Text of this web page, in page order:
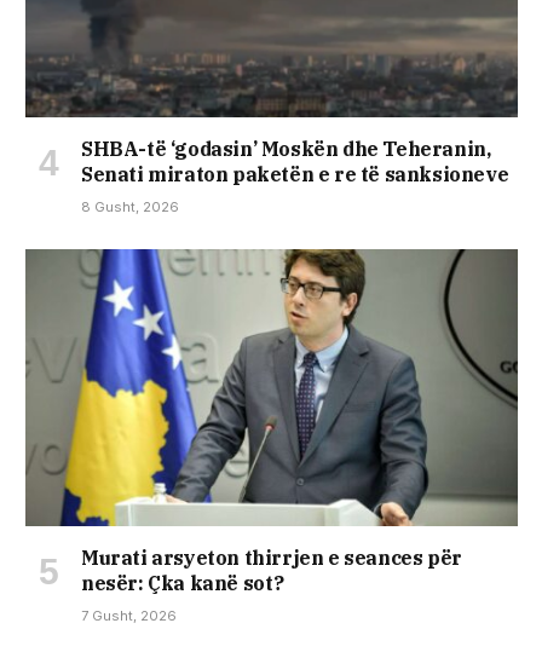
SHBA-të ‘godasin’ Moskën dhe Teheranin,
Senati miraton paketën e re të sanksioneve
8 Gusht, 2026
Murati arsyeton thirrjen e seances për
nesër: Çka kanë sot?
7 Gusht, 2026